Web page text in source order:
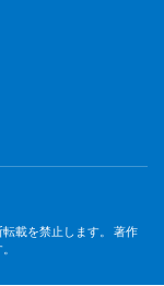
載を禁止します。 著作